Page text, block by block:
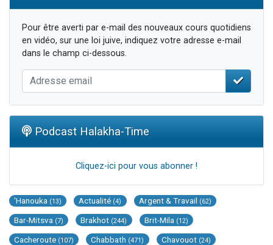
Pour être averti par e-mail des nouveaux cours quotidiens
en vidéo, sur une loi juive, indiquez votre adresse e-mail
dans le champ ci-dessous.
Podcast Halakha-Time
Cliquez-ici pour vous abonner !
'Hanouka (13) Actualité (4) Argent & Travail (62)
Bar-Mitsva (7) Brakhot (244) Brit-Mila (12)
Cacheroute (107) Chabbath (471) Chavouot (24)